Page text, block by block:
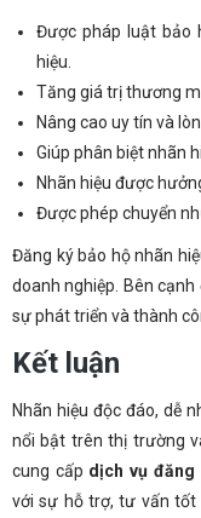
Được pháp luật bảo
hiệu.
Tăng giá trị thương
Nâng cao uy tín và
Giúp phân biệt nhãn
Nhãn hiệu được
Được phép chuyển
Đăng ký bảo hộ nhãn
doanh nghiệp. Bên
sự phát triển và thành
Kết luận
Nhãn hiệu độc đáo, dễ
nổi bật trên thị trường
cung cấp dịch vụ đăng
với sự hỗ trợ, tư vấn tốt